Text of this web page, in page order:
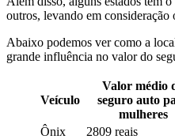
outros, levando em
Abaixo podemos ver como a
grande influência no valor do
Veículo
Valor médio
seguro auto
mulheres
Ônix
2809 reais